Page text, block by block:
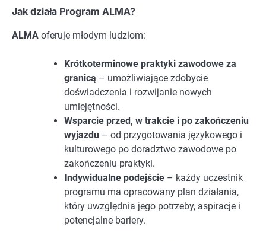
Jak działa Program ALMA?
ALMA oferuje młodym ludziom:
Krótkoterminowe praktyki zawodowe za
granicą – umożliwiające zdobycie
doświadczenia i rozwijanie nowych
umiejętności.
Wsparcie przed, w trakcie i po zakończeniu
wyjazdu – od przygotowania językowego i
kulturowego po doradztwo zawodowe po
zakończeniu praktyki.
Indywidualne podejście – każdy uczestnik
programu ma opracowany plan działania,
który uwzględnia jego potrzeby, aspiracje i
potencjalne bariery.